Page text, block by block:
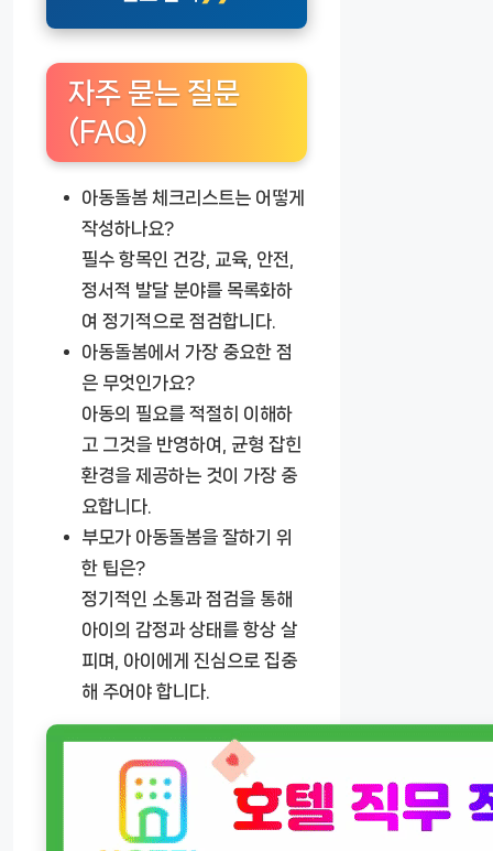
자주 묻는 질문
(FAQ)
아동돌봄 체크리스트는 어떻게
작성하나요?
필수 항목인 건강, 교육, 안전,
정서적 발달 분야를 목록화하
여 정기적으로 점검합니다.
아동돌봄에서 가장 중요한 점
은 무엇인가요?
아동의 필요를 적절히 이해하
고 그것을 반영하여, 균형 잡힌
환경을 제공하는 것이 가장 중
요합니다.
부모가 아동돌봄을 잘하기 위
한 팁은?
정기적인 소통과 점검을 통해
아이의 감정과 상태를 항상 살
피며, 아이에게 진심으로 집중
해 주어야 합니다.